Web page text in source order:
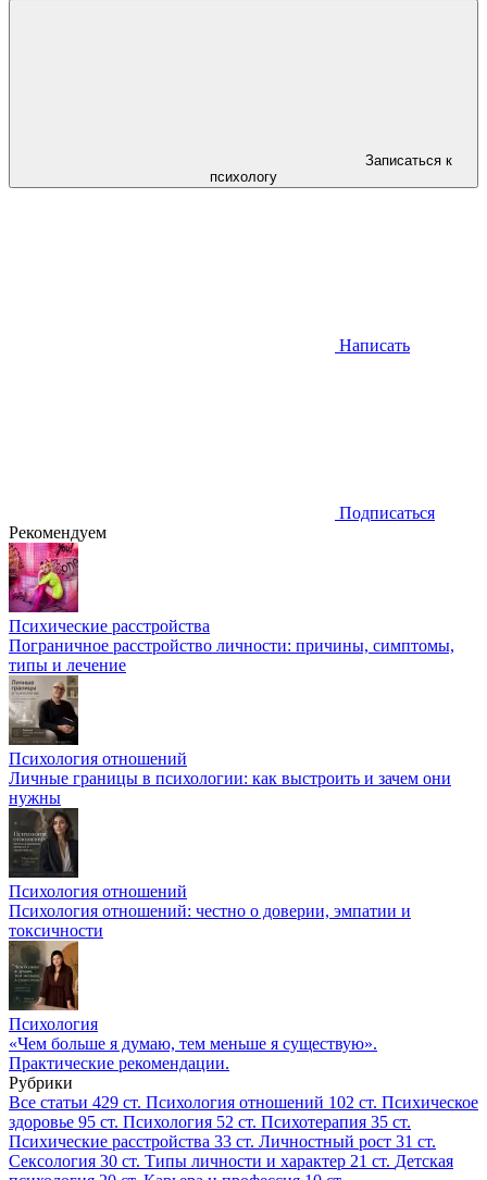
психологу
Написать
Подписаться
Рекомендуем
Психические расстройства
Пограничное расстройство личности: причины, симптомы,
типы и лечение
Психология отношений
Личные границы в психологии: как выстроить и зачем они
нужны
Психология отношений
Психология отношений: честно о доверии, эмпатии и
токсичности
Психология
«Чем больше я думаю, тем меньше я существую».
Практические рекомендации.
Рубрики
Все статьи 429 ст. Психология отношений 102 ст. Психическое
здоровье 95 ст. Психология 52 ст. Психотерапия 35 ст.
Психические расстройства 33 ст. Личностный рост 31 ст.
Сексология 30 ст. Типы личности и характер 21 ст. Детская